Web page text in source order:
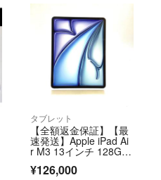
タブレット
【全額返金保証】【最
速発送】Apple iPad Ai
r M3 13インチ 128G
B ブルー WiFi+Cellula
r SIMフリー 新品未開
¥126,000